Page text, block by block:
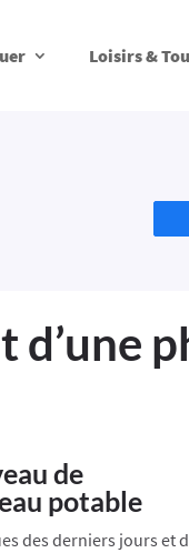
Loisirs &
d’une
de
potable
des derniers jours et